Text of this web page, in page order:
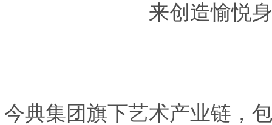
来创造愉悦
今典集团旗下艺术产业链，